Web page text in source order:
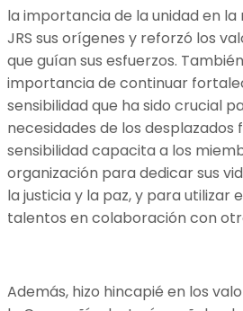
la importancia de la unidad en la
JRS sus orígenes y reforzó los
que guían sus esfuerzos.
importancia de continuar
sensibilidad que ha sido crucial
necesidades de los desplazados
sensibilidad capacita a los
organización para dedicar sus
la justicia y la paz, y para utilizar
talentos en colaboración con
Además, hizo hincapié en los